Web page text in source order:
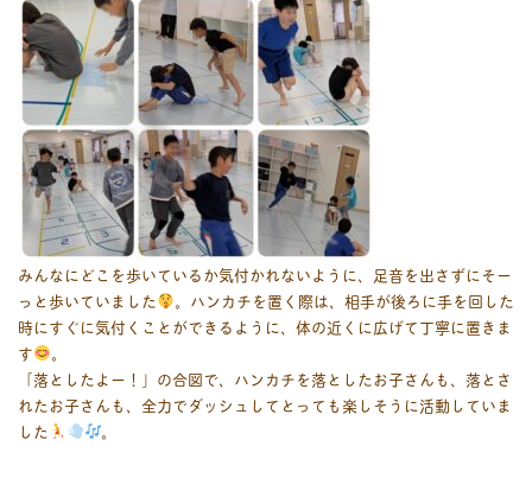
みんなにどこを歩いているか気付かれないように、足音を出さずにそー
っと歩いていました
。ハンカチを置く際は、相手が後ろに手を回した
時にすぐに気付くことができるように、体の近くに広げて丁寧に置きま
す
。
「落としたよー！」の合図で、ハンカチを落としたお子さんも、落とさ
れたお子さんも、全力でダッシュしてとっても楽しそうに活動していま
した
。